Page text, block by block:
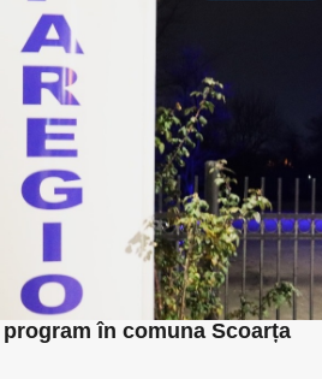
aici textul
aici
pentru
aici
pentru
aici
pentru subti
în comuna Scoarța